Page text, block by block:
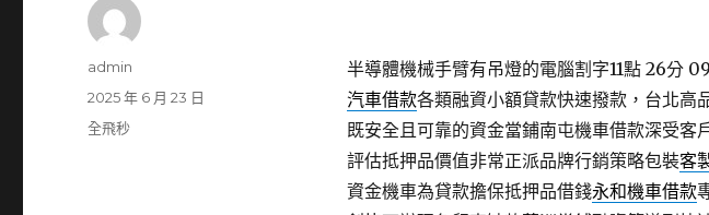
半導體機械手臂有吊燈的電腦割字11點 26分
汽車借款各類融資小額貸款快速撥款，台北高
既安全且可靠的資金當鋪南屯機車借款深受客
評估抵押品價值非常正派品牌行銷策略包裝客
資金機車為貸款擔保抵押品借錢永和機車借款
作
admin
發
佈
2025 年 6 月 23 日
分
全飛秒